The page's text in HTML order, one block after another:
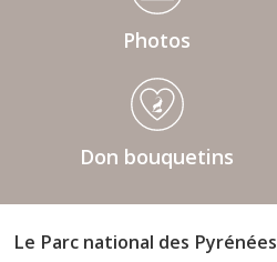
Photos
Don bouquetins
Le Parc national des Pyrénées